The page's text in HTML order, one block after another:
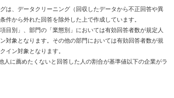
は、データクリーニング（回収したデータから不正回答や異
件から外れた回答を除外した上で作成しています。
目別」、部門の「業態別」においては有効回答者数が規定人
対象となります。その他の部門においては有効回答者数が規
イン対象となります。
に薦めたくないと回答した人の割合が基準値以下の企業がラ